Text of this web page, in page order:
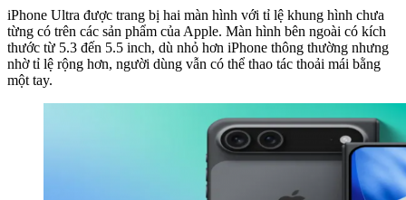
iPhone Ultra được trang bị hai màn hình với tỉ lệ khung hình chưa
từng có trên các sản phẩm của Apple. Màn hình bên ngoài có kích
thước từ 5.3 đến 5.5 inch, dù nhỏ hơn iPhone thông thường nhưng
nhờ tỉ lệ rộng hơn, người dùng vẫn có thể thao tác thoải mái bằng
một tay.